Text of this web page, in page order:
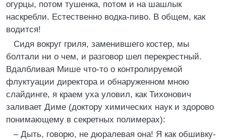
огурцы, потом тушенка, потом и на шашлык
наскребли. Естественно водка-пиво. В общем, как
водится!
Сидя вокруг гриля, заменившего костер, мы
болтали ни о чем, и разговор шел перекрестный.
Вдалбливая Мише что-то о контролируемой
флуктуации директора и обнаруженном мною
слайдинге, я краем уха уловил, как Тихонович
заливает Диме (доктору химических наук и здорово
понимающему в секретных полимерах):
– Дыть, говорю, не дюралевая она! Я как обшивку-